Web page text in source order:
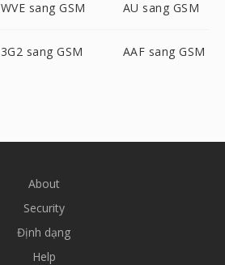
WVE sang GSM AU sang GSM
3G2 sang GSM AAF sang GSM
About
Security
Định dạng
Help